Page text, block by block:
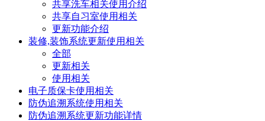
共享洗车相关使用介绍
共享自习室使用相关
更新功能介绍
装修,装饰系统更新使用相关
全部
更新相关
使用相关
电子质保卡使用相关
防伪追溯系统使用相关
防伪追溯系统更新功能详情